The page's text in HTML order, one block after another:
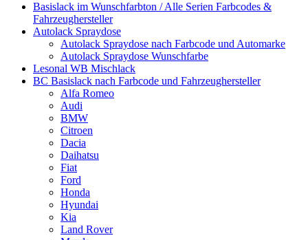
Basislack im Wunschfarbton / Alle Serien Farbcodes &
Fahrzeughersteller
Autolack Spraydose
Autolack Spraydose nach Farbcode und Automarke
Autolack Spraydose Wunschfarbe
Lesonal WB Mischlack
BC Basislack nach Farbcode und Fahrzeughersteller
Alfa Romeo
Audi
BMW
Citroen
Dacia
Daihatsu
Fiat
Ford
Honda
Hyundai
Kia
Land Rover